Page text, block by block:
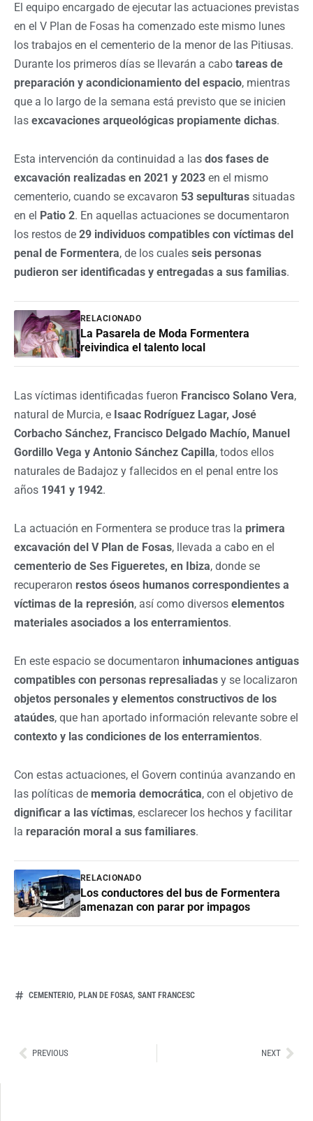
El equipo encargado de ejecutar las actuaciones previstas
en el V Plan de Fosas ha comenzado este mismo lunes
los trabajos en el cementerio de la menor de las Pitiusas.
Durante los primeros días se llevarán a cabo tareas de
preparación y acondicionamiento del espacio, mientras
que a lo largo de la semana está previsto que se inicien
las excavaciones arqueológicas propiamente dichas.
Esta intervención da continuidad a las dos fases de
excavación realizadas en 2021 y 2023 en el mismo
cementerio, cuando se excavaron 53 sepulturas situadas
en el Patio 2. En aquellas actuaciones se documentaron
los restos de 29 individuos compatibles con víctimas del
penal de Formentera, de los cuales seis personas
pudieron ser identificadas y entregadas a sus familias.
RELACIONADO
La Pasarela de Moda Formentera
reivindica el talento local
Las víctimas identificadas fueron Francisco Solano Vera,
natural de Murcia, e Isaac Rodríguez Lagar, José
Corbacho Sánchez, Francisco Delgado Machío, Manuel
Gordillo Vega y Antonio Sánchez Capilla, todos ellos
naturales de Badajoz y fallecidos en el penal entre los
años 1941 y 1942.
La actuación en Formentera se produce tras la primera
excavación del V Plan de Fosas, llevada a cabo en el
cementerio de Ses Figueretes, en Ibiza, donde se
recuperaron restos óseos humanos correspondientes a
víctimas de la represión, así como diversos elementos
materiales asociados a los enterramientos.
En este espacio se documentaron inhumaciones antiguas
compatibles con personas represaliadas y se localizaron
objetos personales y elementos constructivos de los
ataúdes, que han aportado información relevante sobre el
contexto y las condiciones de los enterramientos.
Con estas actuaciones, el Govern continúa avanzando en
las políticas de memoria democrática, con el objetivo de
dignificar a las víctimas, esclarecer los hechos y facilitar
la reparación moral a sus familiares.
RELACIONADO
Los conductores del bus de Formentera
amenazan con parar por impagos
CEMENTERIO, PLAN DE FOSAS, SANT FRANCESC
AntPREVIOUS NEXT